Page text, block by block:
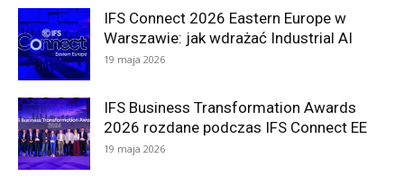
IFS Connect 2026 Eastern Europe w
Warszawie: jak wdrażać Industrial AI
19 maja 2026
IFS Business Transformation Awards
2026 rozdane podczas IFS Connect EE
19 maja 2026